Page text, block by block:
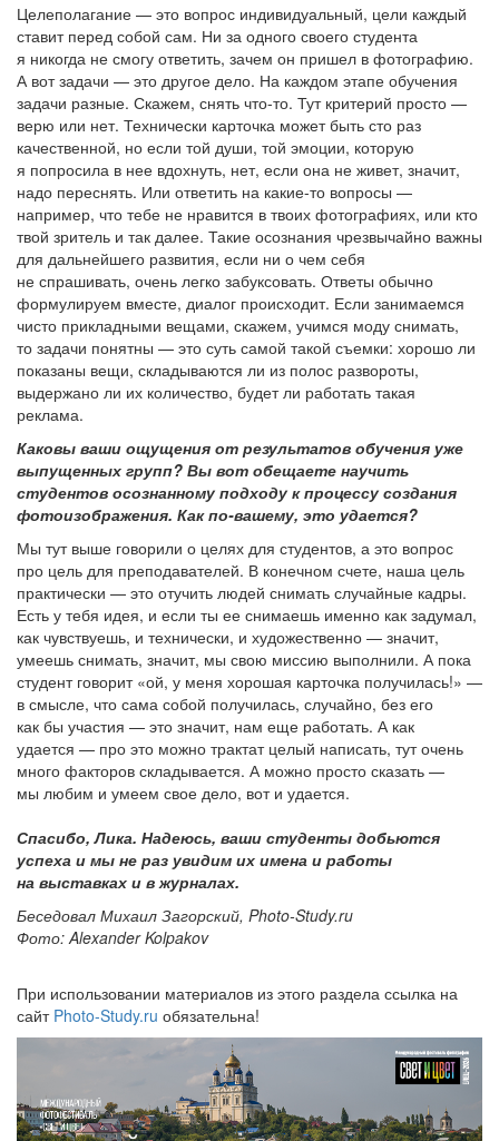
Целеполагание — это вопрос индивидуальный, цели каждый
ставит перед собой сам. Ни за одного своего студента
я никогда не смогу ответить, зачем он пришел в фотографию.
А вот задачи — это другое дело. На каждом этапе обучения
задачи разные. Скажем, снять что-то. Тут критерий просто —
верю или нет. Технически карточка может быть сто раз
качественной, но если той души, той эмоции, которую
я попросила в нее вдохнуть, нет, если она не живет, значит,
надо переснять. Или ответить на какие-то вопросы —
например, что тебе не нравится в твоих фотографиях, или кто
твой зритель и так далее. Такие осознания чрезвычайно важны
для дальнейшего развития, если ни о чем себя
не спрашивать, очень легко забуксовать. Ответы обычно
формулируем вместе, диалог происходит. Если занимаемся
чисто прикладными вещами, скажем, учимся моду снимать,
то задачи понятны — это суть самой такой съемки: хорошо ли
показаны вещи, складываются ли из полос развороты,
выдержано ли их количество, будет ли работать такая
реклама.
Каковы ваши ощущения от результатов обучения уже
выпущенных групп? Вы вот обещаете научить
студентов осознанному подходу к процессу создания
фотоизображения. Как по-вашему, это удается?
Мы тут выше говорили о целях для студентов, а это вопрос
про цель для преподавателей. В конечном счете, наша цель
практически — это отучить людей снимать случайные кадры.
Есть у тебя идея, и если ты ее снимаешь именно как задумал,
как чувствуешь, и технически, и художественно — значит,
умеешь снимать, значит, мы свою миссию выполнили. А пока
студент говорит «ой, у меня хорошая карточка получилась!» —
в смысле, что сама собой получилась, случайно, без его
как бы участия — это значит, нам еще работать. А как
удается — про это можно трактат целый написать, тут очень
много факторов складывается. А можно просто сказать —
мы любим и умеем свое дело, вот и удается.
Спасибо, Лика. Надеюсь, ваши студенты добьются
успеха и мы не раз увидим их имена и работы
на выставках и в журналах.
Беседовал Михаил Загорский, Photo-Study.ru
Фото: Alexander Kolpakov
При использовании материалов из этого раздела ссылка на
сайт Photo-Study.ru обязательна!